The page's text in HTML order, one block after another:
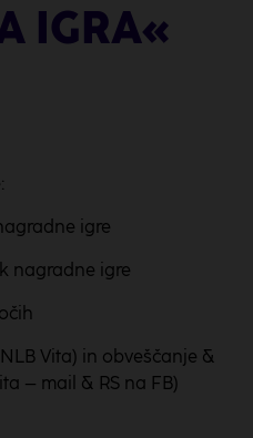
IGRA«
igre
nagradne igre
Vita) in obveščanje &
– mail & RS na FB)